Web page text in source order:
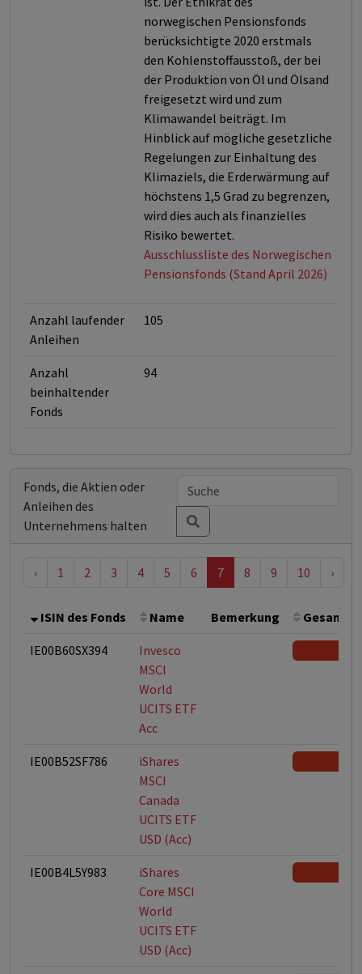
norwegischen Pensionsfonds
berücksichtigte 2020 erstmals
den Kohlenstoffausstoß, der bei
der Produktion von Öl und Ölsand
freigesetzt wird und zum
Klimawandel beiträgt. Im
Hinblick auf mögliche gesetzliche
Regelungen zur Einhaltung des
Klimaziels, die Erderwärmung auf
höchstens 1,5 Grad zu begrenzen,
wird dies auch als finanzielles
Risiko bewertet.
Ausschlussliste des Norwegischen
Pensionsfonds (Stand April 2026)
Anzahl laufender
Anleihen
105
Anzahl
beinhaltender
Fonds
94
Fonds, die Aktien oder
Anleihen des
Unternehmens halten
‹ 1 2 3 4 5 6 7 8 9 10 ›
ISIN des Fonds Name Bemerkung
IE00B60SX394
Invesco
MSCI
World
UCITS ETF
Acc
IE00B52SF786
iShares
MSCI
Canada
UCITS ETF
USD (Acc)
IE00B4L5Y983
iShares
Core MSCI
World
UCITS ETF
USD (Acc)